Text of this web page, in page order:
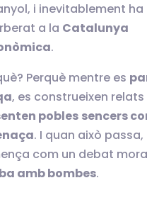
i inevitablement ha
a la Catalunya
.
Perquè mentre es
, es construeixen
pobles sencers
. I quan això passa,
com un debat
amb bombes.